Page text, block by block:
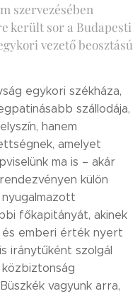
szervezésében
került sor a Budapesti
vezető beosztású
egykori székháza,
szállodája,
hanem
amelyet
ma is – akár
külön
főkapitányát, akinek
és emberi érték nyert
iránytűként szolgál
közbiztonság
Büszkék vagyunk arra,